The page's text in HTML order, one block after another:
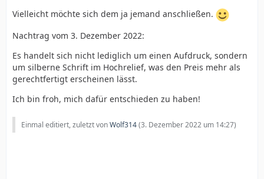
Vielleicht möchte sich dem ja jemand anschließen.
Nachtrag vom 3. Dezember 2022:
Es handelt sich nicht lediglich um einen Aufdruck, sondern
um silberne Schrift im Hochrelief, was den Preis mehr als
gerechtfertigt erscheinen lässt.
Ich bin froh, mich dafür entschieden zu haben!
Einmal editiert, zuletzt vonWolf314(3. Dezember 2022 um 14:27)